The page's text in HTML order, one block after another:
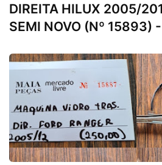
DIREITA HILUX 2005/
SEMI NOVO (Nº 15893)